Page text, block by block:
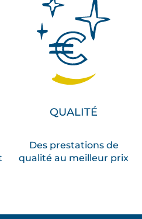
QUALITÉ
Des prestations de
qualité au meilleur prix